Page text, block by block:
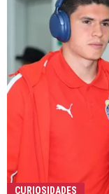
CURIOSIDADES